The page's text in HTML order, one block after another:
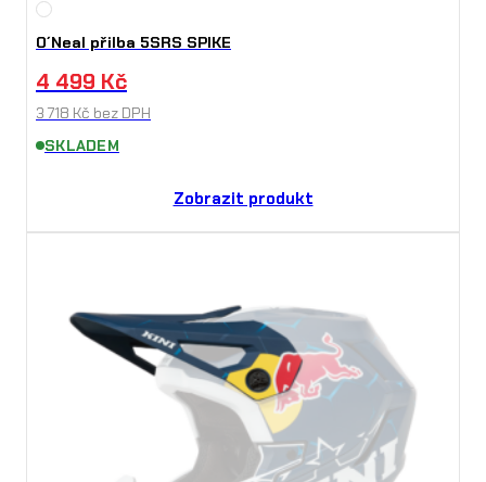
O´Neal přilba 5SRS SPIKE
4 499 Kč
3 718 Kč bez DPH
SKLADEM
Zobrazit produkt